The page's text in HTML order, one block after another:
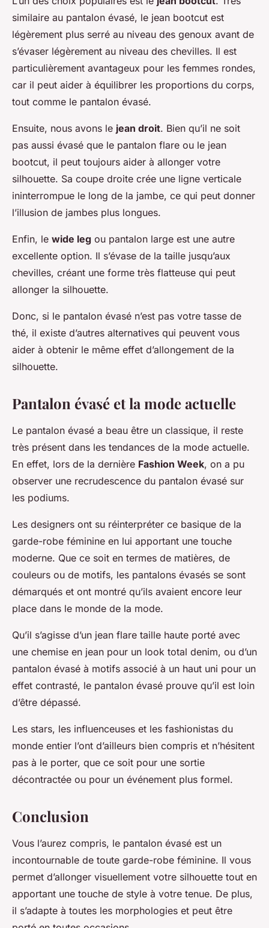
similaire au pantalon évasé, le jean bootcut est
légèrement plus serré au niveau des genoux avant de
s’évaser légèrement au niveau des chevilles. Il est
particulièrement avantageux pour les femmes rondes,
car il peut aider à équilibrer les proportions du corps,
tout comme le pantalon évasé.
Ensuite, nous avons le jean droit. Bien qu’il ne soit
pas aussi évasé que le pantalon flare ou le jean
bootcut, il peut toujours aider à allonger votre
silhouette. Sa coupe droite crée une ligne verticale
ininterrompue le long de la jambe, ce qui peut donner
l’illusion de jambes plus longues.
Enfin, le wide leg ou pantalon large est une autre
excellente option. Il s’évase de la taille jusqu’aux
chevilles, créant une forme très flatteuse qui peut
allonger la silhouette.
Donc, si le pantalon évasé n’est pas votre tasse de
thé, il existe d’autres alternatives qui peuvent vous
aider à obtenir le même effet d’allongement de la
silhouette.
Pantalon évasé et la mode actuelle
Le pantalon évasé a beau être un classique, il reste
très présent dans les tendances de la mode actuelle.
En effet, lors de la dernière Fashion Week, on a pu
observer une recrudescence du pantalon évasé sur
les podiums.
Les designers ont su réinterpréter ce basique de la
garde-robe féminine en lui apportant une touche
moderne. Que ce soit en termes de matières, de
couleurs ou de motifs, les pantalons évasés se sont
démarqués et ont montré qu’ils avaient encore leur
place dans le monde de la mode.
Qu’il s’agisse d’un jean flare taille haute porté avec
une chemise en jean pour un look total denim, ou d’un
pantalon évasé à motifs associé à un haut uni pour un
effet contrasté, le pantalon évasé prouve qu’il est loin
d’être dépassé.
Les stars, les influenceuses et les fashionistas du
monde entier l’ont d’ailleurs bien compris et n’hésitent
pas à le porter, que ce soit pour une sortie
décontractée ou pour un événement plus formel.
Conclusion
Vous l’aurez compris, le pantalon évasé est un
incontournable de toute garde-robe féminine. Il vous
permet d’allonger visuellement votre silhouette tout en
apportant une touche de style à votre tenue. De plus,
il s’adapte à toutes les morphologies et peut être